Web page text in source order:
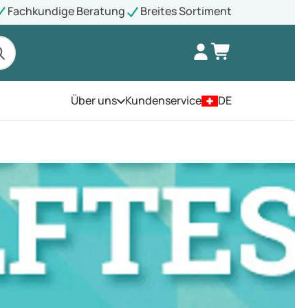
Fachkundige Beratung Breites Sortiment
Über unsÖffnen Sie das Menü
Kundenservice DE